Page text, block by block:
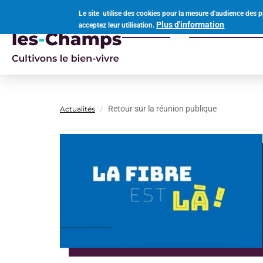
Le site utilise des cookies pour la mesure d'audience des
acceptez leur utilisation. Plus d'information
principal
principale
Votre mairie Vivre à
Actualités Retour sur la réunion publique